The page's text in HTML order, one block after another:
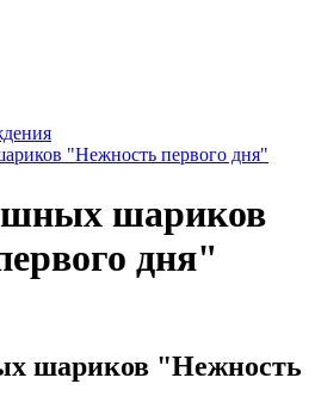
"Нежность первого дня"
шариков
дня"
шариков "Нежность